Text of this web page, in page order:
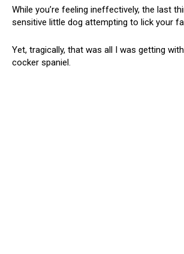
While you’re feeling ineffectively, the last
sensitive little dog attempting to lick your
Yet, tragically, that was all I was getting
cocker spaniel.